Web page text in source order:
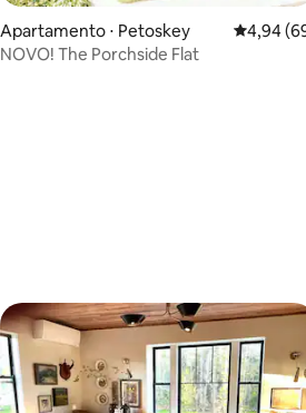
média de 5, 69 avaliações
Apartamento ⋅ Petoskey 4,94 de
4,94
NOVO! The Porchside Flat